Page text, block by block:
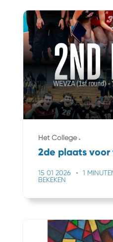
Het College
2de plaats
15 01 2026 1
BEKEKEN